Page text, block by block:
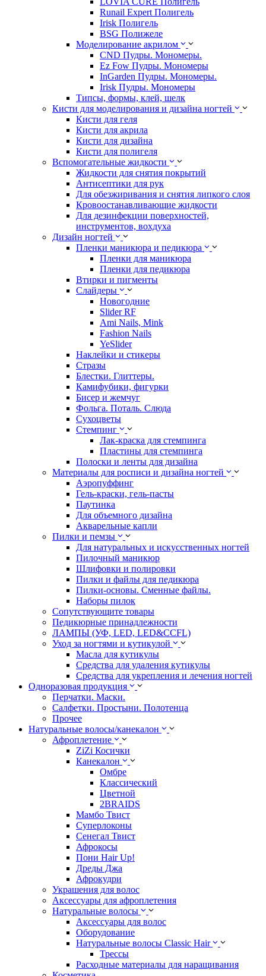
Runail Expert Полигель
Irisk Полигель
BSG Полижеле
Моделирование акрилом
CND Пудры. Мономеры.
Ez Fow Пудры. Мономеры
InGarden Пудры. Мономеры.
Irisk Пудры. Мономеры
Типсы, формы, клей, шелк
Кисти для моделирования и дизайна ногтей
Кисти для геля
Кисти для акрила
Кисти для дизайна
Кисти для полигеля
Вспомогательные жидкости
Жидкости для снятия покрытий
Антисептики для рук
Для обезжиривания и снятия липкого слоя
Кровоостанавливающие жидкости
Для дезинфекции поверхностей,
инструментов, вохдуха
Дизайн ногтей
Пленки маникюра и педикюра
Пленки для маникюра
Пленки для педикюра
Втирки и пигменты
Слайдеры
Новогодние
Slider RF
Ami Nails, Mink
Fashion Nails
YeSlider
Наклейки и стикеры
Стразы
Блестки. Глиттеры.
Камифубики, фигурки
Бисер и жемчуг
Фольга. Поталь. Слюда
Сухоцветы
Стемпинг
Лак-краска для стемпинга
Пластины для стемпинга
Полоски и ленты для дизайна
Материалы для росписи и дизайна ногтей
Аэропуффинг
Гель-краски, гель-пасты
Паутинка
Для объемного дизайна
Акварельные капли
Пилки и пемзы
Для натуральных и искусственных ногтей
Пилочный маникюр
Шлифовки и полировки
Пилки и файлы для педикюра
Пилки-основы. Сменные файлы.
Наборы пилок
Сопутствующите товары
Педикюрные принадлежности
ЛАМПЫ (УФ, LED, LED&CCFL)
Уход за ногтями и кутикулой
Масла для кутикулы
Средства для удаления кутикулы
Средства для укрепления и лечения ногтей
Одноразовая продукция
Перчатки. Маски.
Салфетки. Простыни. Полотенца
Прочее
Натуральные волосы/канекалон
Афроплетение
ZiZi Косички
Канекалон
Омбре
Классический
Цветной
2BRAIDS
Мамбо Твист
Суперлоконы
Сенегал Твист
Афрокосы
Пони Hair Up!
Дреды Джа
Афрокудри
Украшения для волос
Аксессуары для афроплетения
Натуральные волосы
Аксессуары для волос
Оборудование
Натуральные волосы Classic Hair
Трессы
Расходные материалы для наращивания